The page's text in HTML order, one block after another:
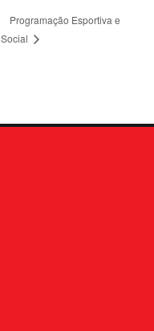
Programação Esportiva e
Social